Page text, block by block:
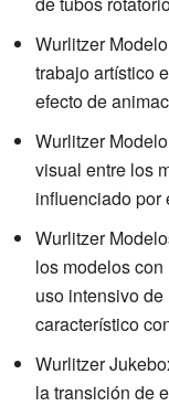
Wurlitzer
trabajo artístico
efecto de
Wurlitzer
visual entre los
influenciado por
Wurlitzer
los modelos
uso intensivo
característico
Wurlitzer
la transición de